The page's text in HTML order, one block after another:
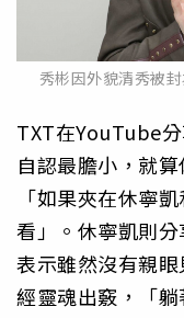
秀彬因外貌清秀被
TXT在YouTube
自認最膽小，就
「如果夾在休寧
看」。休寧凱則
表示雖然沒有親
經靈魂出竅，「